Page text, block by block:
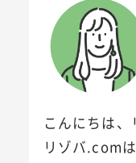
こんにちは、
リゾバ.com